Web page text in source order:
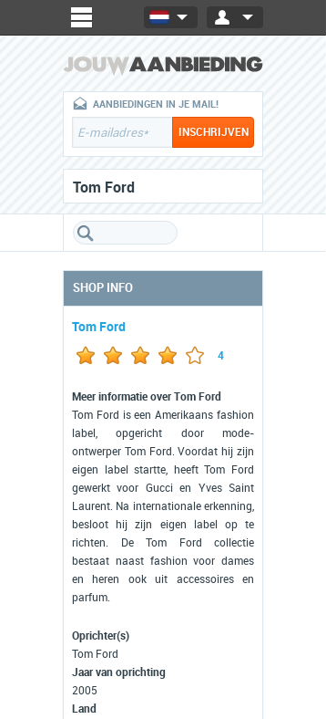
AANBIEDINGEN IN JE MAIL!
Tom Ford
SHOP INFO
Tom Ford
4
Meer informatie over Tom Ford
Tom Ford is een Amerikaans fashion
label, opgericht door mode-
ontwerper Tom Ford. Voordat hij zijn
eigen label startte, heeft Tom Ford
gewerkt voor Gucci en Yves Saint
Laurent. Na internationale erkenning,
besloot hij zijn eigen label op te
richten. De Tom Ford collectie
bestaat naast fashion voor dames
en heren ook uit accessoires en
parfum.
Oprichter(s)
Tom Ford
Jaar van oprichting
2005
Land